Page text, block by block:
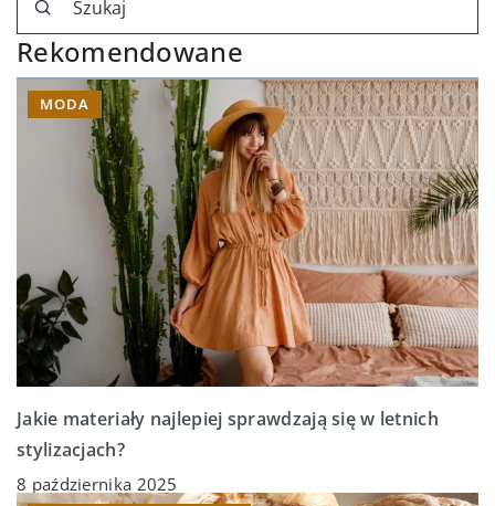
Rekomendowane
MODA
Jakie materiały najlepiej sprawdzają się w letnich
stylizacjach?
8 października 2025